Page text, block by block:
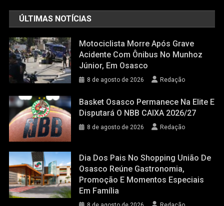
ÚLTIMAS NOTÍCIAS
Motociclista Morre Após Grave
Acidente Com Ônibus No Munhoz
Júnior, Em Osasco
8 de agosto de 2026 Redação
Basket Osasco Permanece Na Elite E
Disputará O NBB CAIXA 2026/27
8 de agosto de 2026 Redação
Dia Dos Pais No Shopping União De
Osasco Reúne Gastronomia,
Promoção E Momentos Especiais
Em Família